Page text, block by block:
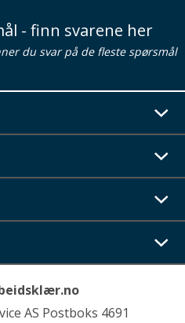
- finn svarene her
du svar på de fleste spørsmål
AS Postboks 4691